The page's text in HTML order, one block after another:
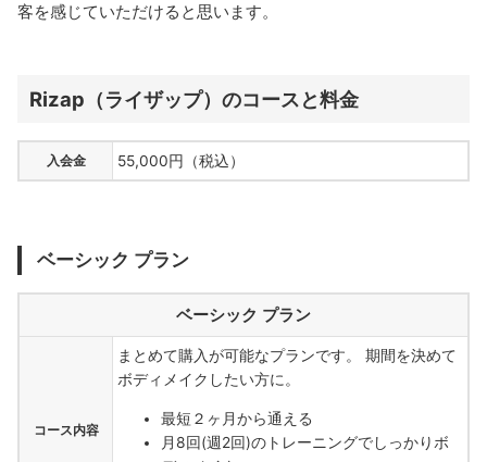
客を感じていただけると思います。
Rizap（ライザップ）のコースと料金
入会金 55,000円（税込）
ベーシック プラン
ベーシック プラン
コース内容
まとめて購入が可能なプランです。 期間を決めて
ボディメイクしたい方に。
最短２ヶ月から通える
月8回(週2回)のトレーニングでしっかりボ